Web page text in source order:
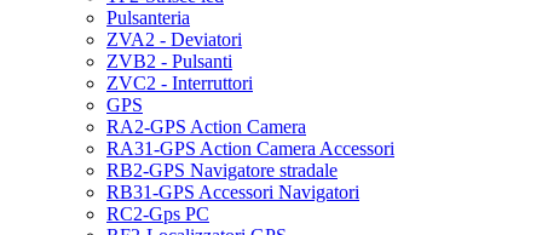
Pulsanteria
ZVA2 - Deviatori
ZVB2 - Pulsanti
ZVC2 - Interruttori
GPS
RA2-GPS Action Camera
RA31-GPS Action Camera Accessori
RB2-GPS Navigatore stradale
RB31-GPS Accessori Navigatori
RC2-Gps PC